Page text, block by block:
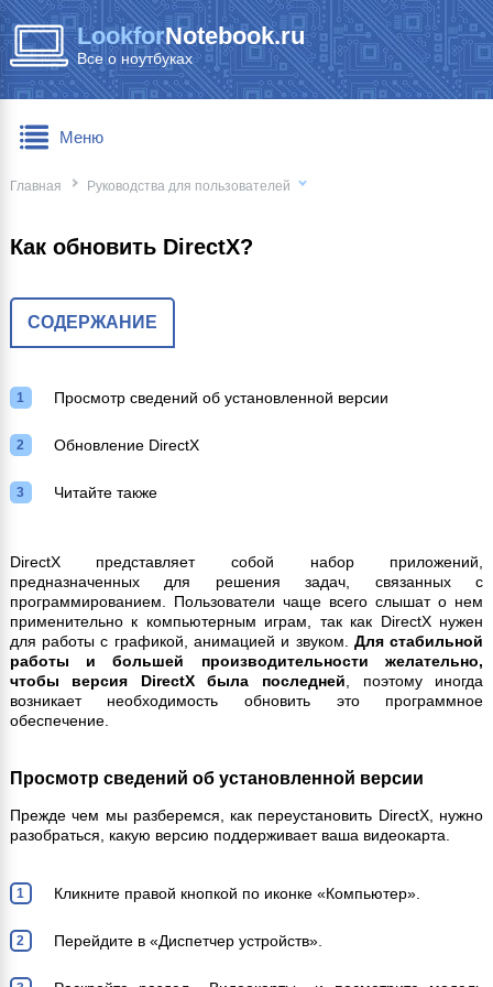
LookforNotebook.ru
Все о ноутбуках
Главная Руководства для пользователей
Как обновить DirectX?
СОДЕРЖАНИЕ
Просмотр сведений об установленной версии
Обновление DirectX
Читайте также
DirectX представляет собой набор приложений,
предназначенных для решения задач, связанных с
программированием. Пользователи чаще всего слышат о нем
применительно к компьютерным играм, так как DirectX нужен
для работы с графикой, анимацией и звуком. Для стабильной
работы и большей производительности желательно,
чтобы версия DirectX была последней , поэтому иногда
возникает необходимость обновить это программное
обеспечение.
Просмотр сведений об установленной версии
Прежде чем мы разберемся, как переустановить DirectX, нужно
разобраться, какую версию поддерживает ваша видеокарта.
Кликните правой кнопкой по иконке «Компьютер».
Перейдите в «Диспетчер устройств».
Меню